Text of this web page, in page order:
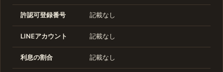
許認可登録番号 記載なし
LINEアカウント 記載なし
利息の割合 記載なし